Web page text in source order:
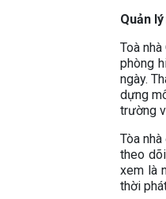
Quản
Toà
phòng
ngày.
dựng
trường
Tòa
theo
xem là
thời